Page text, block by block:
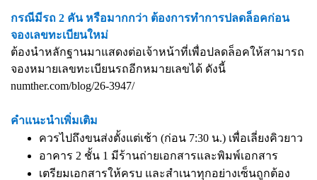
กรณีมีรถ 2 คัน หรือมากกว่า ต้องการทำการปลดล็อคก่อน
จองเลขทะเบียนใหม่
ต้องนำหลักฐานมาแสดงต่อเจ้าหน้าที่เพื่อปลดล็อคให้สามารถ
จองหมายเลขทะเบียนรถอีกหมายเลขได้ ดังนี้
numther.com/blog/26-3947/
คำแนะนำเพิ่มเติม
ควรไปถึงขนส่งตั้งแต่เช้า (ก่อน 7:30 น.) เพื่อเลี่ยงคิวยาว
อาคาร 2 ชั้น 1 มีร้านถ่ายเอกสารและพิมพ์เอกสาร
เตรียมเอกสารให้ครบ และสำเนาทุกอย่างเซ็นถูกต้อง